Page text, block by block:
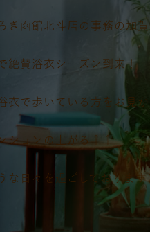
き函館北斗店の事務の加賀
絶賛浴衣シーズン到来！
衣で歩いている方をお見か
ションの上がる↑↑
な日々を過ごしておりま